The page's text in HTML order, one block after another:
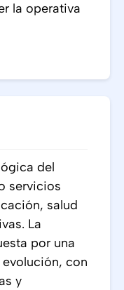
la operativa
del
servicios
salud
La
por una
con
y